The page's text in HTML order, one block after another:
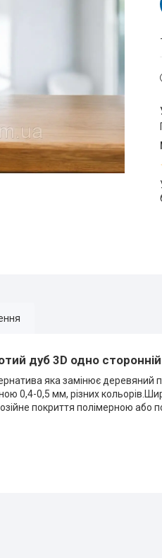
дуб 3D одно
яка замінює деревяний
0,4-0,5 мм, різних
покриття полімерною або